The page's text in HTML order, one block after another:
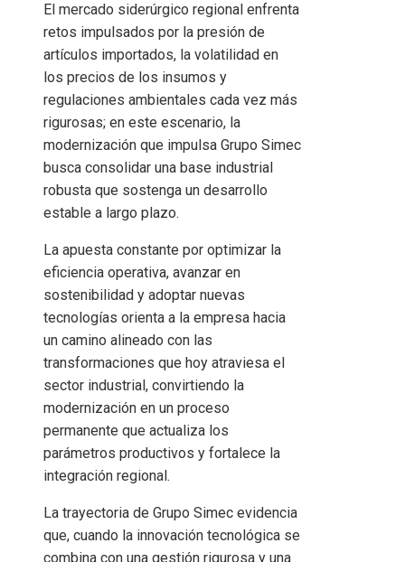
El mercado siderúrgico regional enfrenta
retos impulsados por la presión de
artículos importados, la volatilidad en
los precios de los insumos y
regulaciones ambientales cada vez más
rigurosas; en este escenario, la
modernización que impulsa Grupo Simec
busca consolidar una base industrial
robusta que sostenga un desarrollo
estable a largo plazo.
La apuesta constante por optimizar la
eficiencia operativa, avanzar en
sostenibilidad y adoptar nuevas
tecnologías orienta a la empresa hacia
un camino alineado con las
transformaciones que hoy atraviesa el
sector industrial, convirtiendo la
modernización en un proceso
permanente que actualiza los
parámetros productivos y fortalece la
integración regional.
La trayectoria de Grupo Simec evidencia
que, cuando la innovación tecnológica se
combina con una gestión rigurosa y una